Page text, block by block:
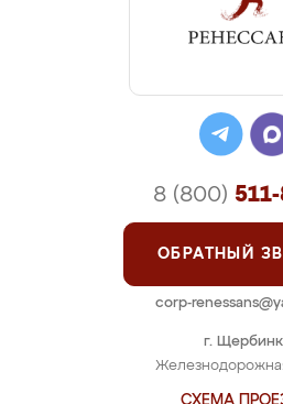
г.
СХЕМА
8 (800)
ОБРАТНЫЙ
corp-